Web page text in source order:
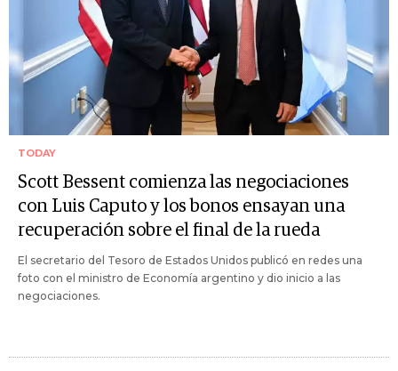
TODAY
Scott Bessent comienza las negociaciones
con Luis Caputo y los bonos ensayan una
recuperación sobre el final de la rueda
El secretario del Tesoro de Estados Unidos publicó en redes una
foto con el ministro de Economía argentino y dio inicio a las
negociaciones.